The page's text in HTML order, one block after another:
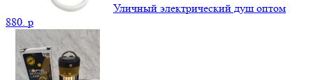
Уличный электрический душ оптом
880. p